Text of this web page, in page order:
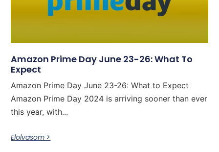
Amazon Prime Day June 23-26: What To
Expect
Amazon Prime Day June 23-26: What to Expect
Amazon Prime Day 2024 is arriving sooner than ever
this year, with...
Elolvasom >